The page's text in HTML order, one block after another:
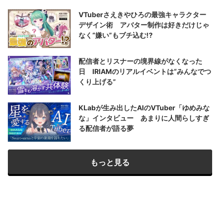
VTuberさえきやひろの最強キャラクター
デザイン術 アバター制作は好きだけじゃ
なく“嫌い”もブチ込む!?
配信者とリスナーの境界線がなくなった
日 IRIAMのリアルイベントは“みんなでつ
くり上げる”
KLabが生み出したAIのVTuber「ゆめみな
な」インタビュー あまりに人間らしすぎ
る配信者が語る夢
もっと見る